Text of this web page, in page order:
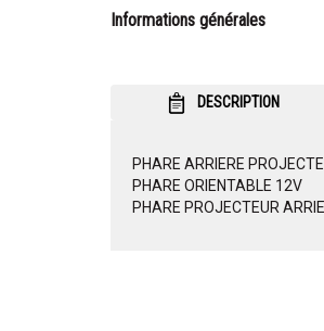
Informations générales
DESCRIPTION
PHARE ARRIERE
PHARE ORIENTABLE 12V
PHARE PROJECTEUR